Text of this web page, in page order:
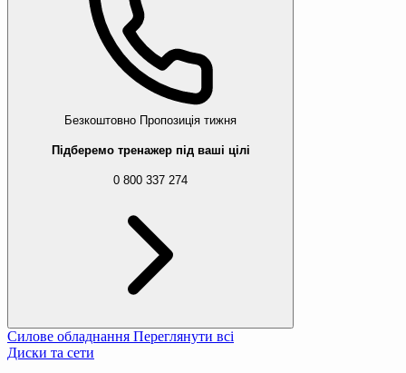
Безкоштовно Пропозиція тижня
Підберемо тренажер під ваші цілі
0 800 337 274
Силове обладнання Переглянути всі
Диски та сети